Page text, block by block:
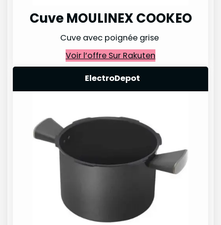
Cuve MOULINEX COOKEO
Cuve avec poignée grise
Voir l’offre Sur Rakuten
ElectroDepot